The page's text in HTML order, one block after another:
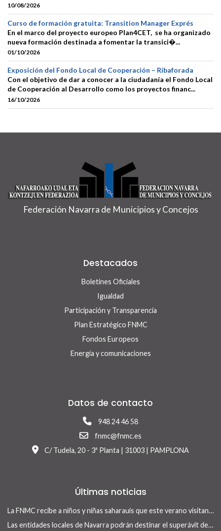
10/08/2026
Curso de formación gratuita: Transition Manager Exprés
En el marco del proyecto europeo Plan4CET, se ha organizado
nueva formación destinada a fomentar la transici�...
01/10/2026
Exposición del Fondo Local de Cooperación – Ribaforada
Con el objetivo de dar a conocer a la ciudadanía el Fondo Local
de Cooperación al Desarrollo como los proyectos financ...
16/10/2026
Federación Navarra de Municipios y Concejos
Destacados
Boletines Oficiales
Igualdad
Participación y Transparencia
Plan Estratégico FNMC
Fondos Europeos
Energía y comunicaciones
Datos de contacto
948 24 46 58
fnmc@fnmc.es
C/ Tudela, 20 - 3ª Planta | 31003 | PAMPLONA
Últimas noticias
La FNMC recibe a niños y niñas saharauis que este verano visitan Navarra con el programa Vacaciones en Paz
Las entidades locales de Navarra podrán destinar el superávit de 2025 a inversiones financieramente sostenibles tras la aprobación del Real Decreto-ley 13/2026